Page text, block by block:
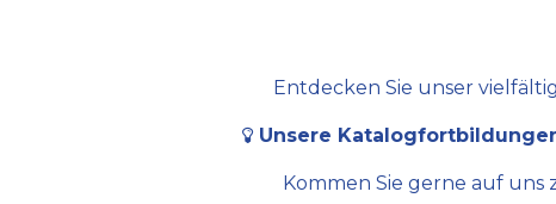
Entdecken Sie unser
Unsere
Kommen Sie gerne auf